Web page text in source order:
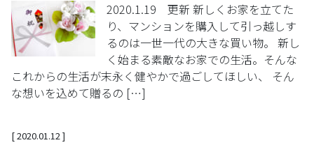
2020.1.19 更新 新しくお家を立てた
り、マンションを購入して引っ越しす
るのは一世一代の大きな買い物。 新し
く始まる素敵なお家での生活。そんな
これからの生活が末永く健やかで過ごしてほしい、 そん
な想いを込めて贈るの […]
[2020.01.12]